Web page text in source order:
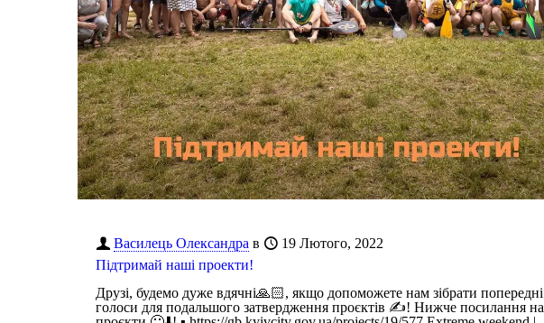
Василець Олександра в
19 Лютого, 2022
Підтримай наші проекти!
Друзі, будемо дуже вдячні🙏🏻, якщо допоможете нам зібрати попередні
голоси для подальшого затвердження проєктів ✍️! Нижче посилання на